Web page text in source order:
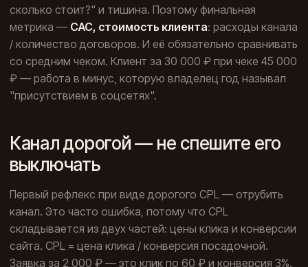
сколько стоит?" и тишина. Поэтому финальная
метрика — CAC, стоимость клиента: расходы канала
/ количество договоров. И её обязательно сравнивать
со средним чеком. Клиент за 30 000 ₽ при чеке 45 000
₽ — работа в минус, которую владелец год называл
"присутствием в соцсетях".
Канал дорогой — не спешите его
выключать
Первый рефлекс при виде дорогого CPL — отрубить
канал. Это часто ошибка, потому что CPL
складывается из двух частей: цены клика и конверсии
сайта. CPL = цена клика / конверсия посадочной.
Заявка за 2 000 ₽ — это клик по 60 ₽ и конверсия 3%.